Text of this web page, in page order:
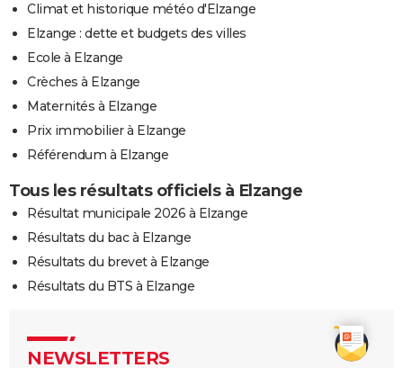
Climat et historique météo d'Elzange
Elzange : dette et budgets des villes
Ecole à Elzange
Crèches à Elzange
Maternités à Elzange
Prix immobilier à Elzange
Référendum à Elzange
Tous les résultats officiels à Elzange
Résultat municipale 2026 à Elzange
Résultats du bac à Elzange
Résultats du brevet à Elzange
Résultats du BTS à Elzange
NEWSLETTERS